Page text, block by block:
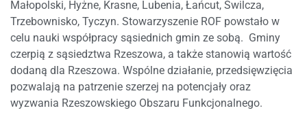
Małopolski, Hyżne, Krasne, Lubenia, Łańcut, Świlcza,
Trzebownisko, Tyczyn. Stowarzyszenie ROF powstało w
celu nauki współpracy sąsiednich gmin ze sobą. Gminy
czerpią z sąsiedztwa Rzeszowa, a także stanowią wartość
dodaną dla Rzeszowa. Wspólne działanie, przedsięwzięcia
pozwalają na patrzenie szerzej na potencjały oraz
wyzwania Rzeszowskiego Obszaru Funkcjonalnego.